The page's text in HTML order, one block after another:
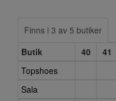
Finns i 3 av 5 butiker
Butik
40 41
Topshoes
Sala